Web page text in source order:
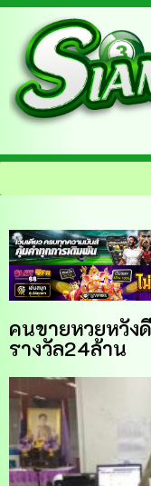
คนขายหวยหวัง
รางวัล24ล้าน